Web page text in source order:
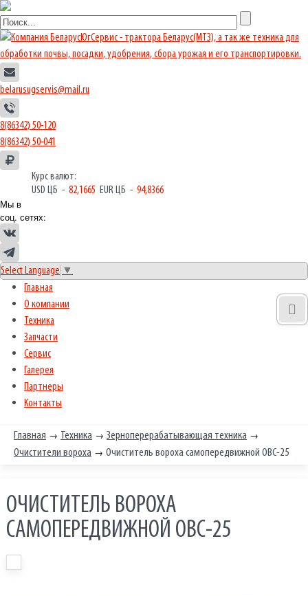
belarusugservis@mail.ru
8(86342) 50-120
8(86342) 50-041
Курс валют:
USD ЦБ - 82,1665 EUR ЦБ - 94,8366
Мы в
соц. сетях:
Select Language ▼
Главная
О компании
Техника
Запчасти
Сервис
Галерея
Партнеры
Контакты
Главная → Техника → Зерноперерабатывающая техника →
Очистители вороха → Очиститель вороха самопередвижной ОВС-25
ОЧИСТИТЕЛЬ ВОРОХА
САМОПЕРЕДВИЖНОЙ ОВС-25